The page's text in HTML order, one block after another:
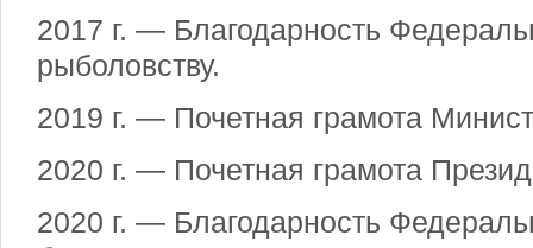
2017 г. — Благодарность
рыболовству.
2019 г. — Почетная грамота
2020 г. — Почетная грамота
2020 г. — Благодарность